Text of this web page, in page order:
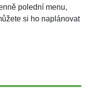
polední menu,
si ho naplánovat